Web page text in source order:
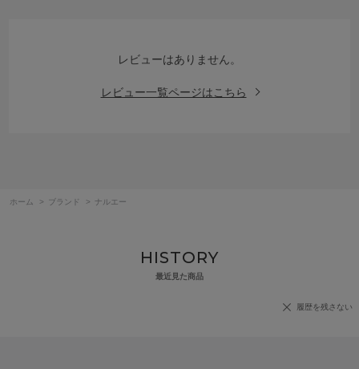
レビューはありません。
レビュー一覧ページはこちら
ホーム > ブランド > ナルエー
HISTORY
最近見た商品
履歴を残さない